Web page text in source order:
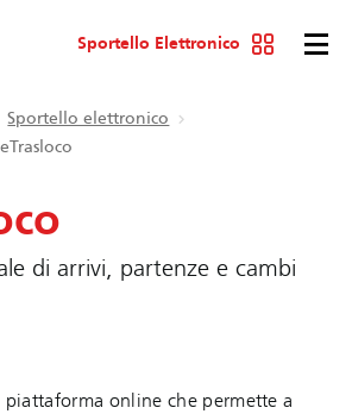
Sportello Elettronico
Sportello elettronico
eTrasloco
di arrivi, partenze e cambi
piattaforma online che permette a